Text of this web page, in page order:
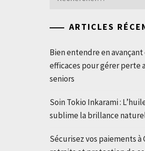
ARTICLES
Bien entendre en avançant
efficaces pour gérer perte
seniors
Soin Tokio Inkarami :
sublime la brillance
Sécurisez vos paiements à